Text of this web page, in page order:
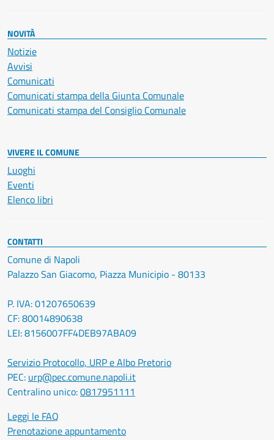
NOVITÀ
Notizie
Avvisi
Comunicati
Comunicati stampa della Giunta Comunale
Comunicati stampa del Consiglio Comunale
VIVERE IL COMUNE
Luoghi
Eventi
Elenco libri
CONTATTI
Comune di Napoli
Palazzo San Giacomo, Piazza Municipio - 80133
P. IVA: 01207650639
CF: 80014890638
LEI: 8156007FF4DEB97ABA09
Servizio Protocollo, URP e Albo Pretorio
PEC: urp@pec.comune.napoli.it
Centralino unico:0817951111
Leggi le FAQ
Prenotazione appuntamento